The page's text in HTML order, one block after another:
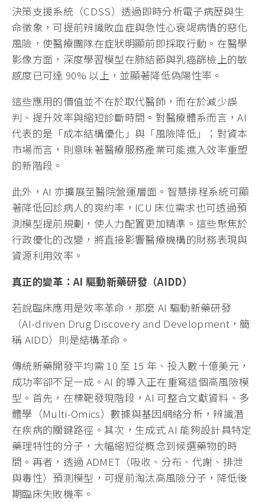
決策支援系統（CDSS）透過即時分析電子病歷與生
命徵象，可提前辨識敗血症與急性心衰竭病情的惡化
風險，使醫療團隊在症狀明顯前即採取行動。在醫學
影像方面，深度學習模型在肺結節與乳癌篩檢上的敏
感度已可達 90% 以上，並顯著降低偽陽性率。
這些應用的價值並不在於取代醫師，而在於減少誤
判、提升效率與縮短診斷時間。對醫療體系而言，AI
代表的是「成本結構優化」與「風險降低」；對資本
市場而言，則意味著醫療服務產業可能進入效率重塑
的新階段。
此外，AI 亦擴展至醫院營運層面。智慧排程系統可顯
著降低回診病人的爽約率，ICU 床位需求也可透過預
測模型提前規劃，使人力配置更加精準。這些聚焦於
行政優化的改變，將直接影響醫療機構的財務表現與
資源利用效率。
真正的變革：AI驅動新藥研發（AIDD）
若說臨床應用是效率革命，那麼 AI 驅動新藥研發
（AI-driven Drug Discovery and Development，簡
稱 AIDD）則是結構革命。
傳統新藥開發平均需 10 至 15 年、投入數十億美元，
成功率卻不足一成。AI 的導入正在重寫這個高風險模
型。首先，在標靶發現階段，AI 可整合文獻資料、多
體學（Multi-Omics）數據與基因網絡分析，辨識潛
在疾病的關鍵路徑。其次，生成式 AI 能夠設計具特定
藥理特性的分子，大幅縮短從概念到候選藥物的時
間。再者，透過 ADMET（吸收、分布、代謝、排泄
與毒性）預測模型，可提前淘汰高風險分子，降低後
期臨床失敗機率。